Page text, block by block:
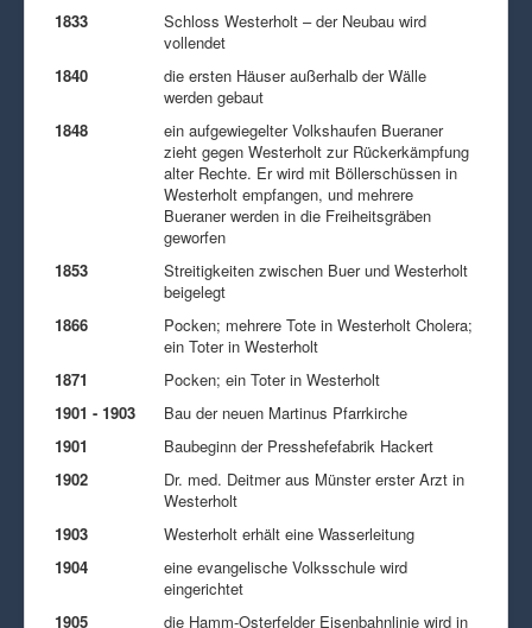
1833
Schloss Westerholt – der Neubau wird
vollendet
1840
die ersten Häuser außerhalb der Wälle
werden gebaut
1848
ein aufgewiegelter Volkshaufen Bueraner
zieht gegen Westerholt zur Rückerkämpfung
alter Rechte. Er wird mit Böllerschüssen in
Westerholt empfangen, und mehrere
Bueraner werden in die Freiheitsgräben
geworfen
1853
Streitigkeiten zwischen Buer und Westerholt
beigelegt
1866
Pocken; mehrere Tote in Westerholt Cholera;
ein Toter in Westerholt
1871
Pocken; ein Toter in Westerholt
1901 - 1903
Bau der neuen Martinus Pfarrkirche
1901
Baubeginn der Presshefefabrik Hackert
1902
Dr. med. Deitmer aus Münster erster Arzt in
Westerholt
1903
Westerholt erhält eine Wasserleitung
1904
eine evangelische Volksschule wird
eingerichtet
1905
die Hamm-Osterfelder Eisenbahnlinie wird in